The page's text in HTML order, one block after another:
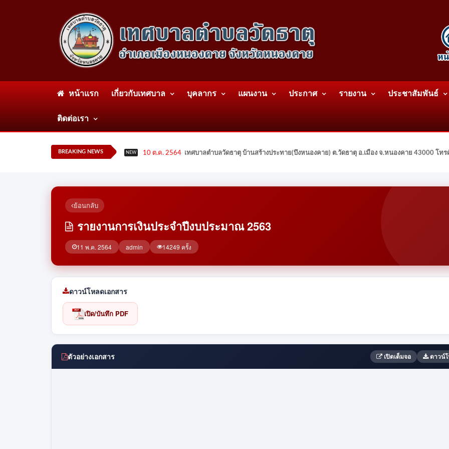
หน้าแรก เกี่ยวกับเทศบาล บุคลากร แผนงาน ประกาศ รายงาน ประชาสัมพันธ์
ติดต่อเรา
BREAKING NEWS NEW 10 ต.ค. 2564 เทศบาลตำบลวัดธาตุ บ้านสร้างประทาย(บึงหนองคาย) ต.วัดธาตุ อ.เมือง จ.หนองคาย 43000 โ
ย้อนกลับ
รายงานการเงินประจำปีงบประมาณ 2563
11 พ.ค. 2564 admin 14249 ครั้ง
ดาวน์โหลดเอกสาร
เปิด/บันทึก PDF
ตัวอย่างเอกสาร เปิดเต็มจอ ดาวน์